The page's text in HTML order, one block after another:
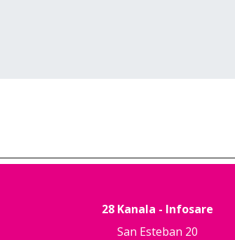
28 Kanala - Infosare
San Esteban 20